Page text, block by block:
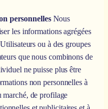
personnellesNous
les informations agrégées
ou à des groupes
que nous combinons de
ne puisse plus être
non personnelles à
marché, de profilage